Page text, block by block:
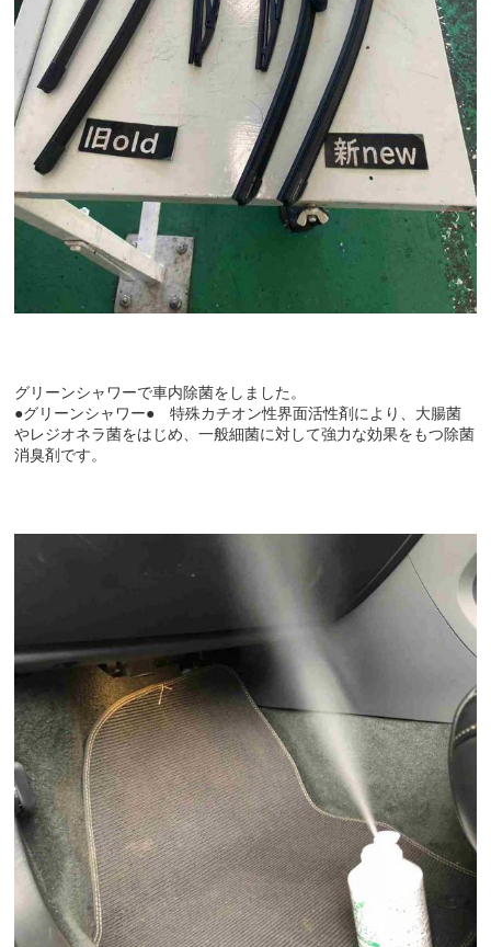
グリーンシャワーで車内除菌をしました。
●グリーンシャワー● 特殊カチオン性界面活性剤により、大腸菌
やレジオネラ菌をはじめ、一般細菌に対して強力な効果をもつ除菌
消臭剤です。